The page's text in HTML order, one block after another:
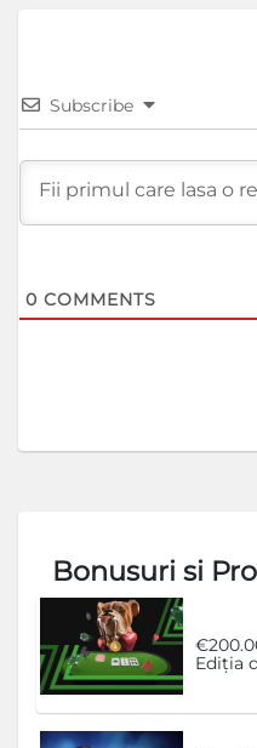
Subscribe
0 COMMENTS
Bonusuri si
Ediția